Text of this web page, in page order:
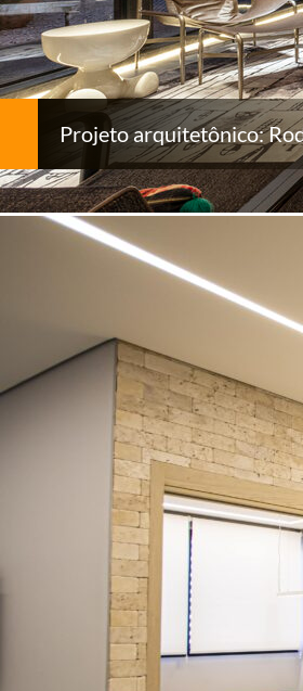
Projeto arquitetônico: